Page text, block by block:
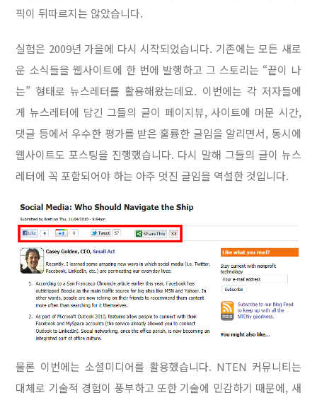
픽이 뒤따르지는 않았습니다.
실험은 2009년 가을에 다시 시작되었습니다. 기존에는 모든 새로
운 소식들을 웹사이트에 한 번에 발행하고 그 스토리는 “끝이 나
는” 형태로 뉴스레터를 활용해왔는데요. 이번에는 각 저자들에
게 뉴스레터에 담긴 그들의 글이 페이지뷰, 사이트에 머문 시간,
댓글 등에서 우수한 평가를 받은 훌륭한 글임을 알리면서, 동시에
웹사이트도 포스팅을 진행했습니다. 다시 말해 그들의 글이 뉴스
레터에 꼭 포함되어야 하는 아주 멋진 글임을 역설한 것입니다.
물론 이번에는 소셜미디어를 활용했습니다. NTEN 커뮤니티는
대체로 기술적 경험이 풍부하고 또한 기술에 민감하기 때문에, 새